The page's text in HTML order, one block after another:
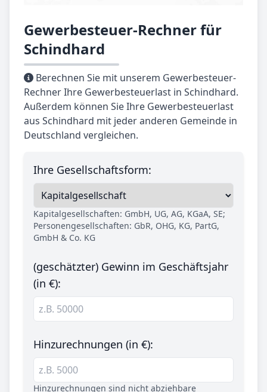
Gewerbesteuer-Rechner für
Schindhard
Berechnen Sie mit unserem Gewerbesteuer-
Rechner Ihre Gewerbesteuerlast in Schindhard.
Außerdem können Sie Ihre Gewerbesteuerlast
aus Schindhard mit jeder anderen Gemeinde in
Deutschland vergleichen.
Ihre Gesellschaftsform:
Kapitalgesellschaften: GmbH, UG, AG, KGaA, SE;
Personengesellschaften: GbR, OHG, KG, PartG,
GmbH & Co. KG
(geschätzter) Gewinn im Geschäftsjahr
(in €):
Hinzurechnungen (in €):
Hinzurechnungen sind nicht abziehbare